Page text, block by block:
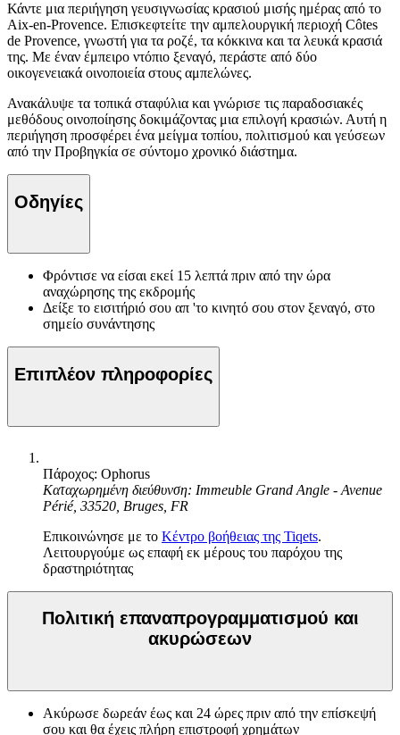
Κάντε μια περιήγηση γευσιγνωσίας κρασιού μισής ημέρας από το
Aix-en-Provence. Επισκεφτείτε την αμπελουργική περιοχή Côtes
de Provence, γνωστή για τα ροζέ, τα κόκκινα και τα λευκά κρασιά
της. Με έναν έμπειρο ντόπιο ξεναγό, περάστε από δύο
οικογενειακά οινοποιεία στους αμπελώνες.
Ανακάλυψε τα τοπικά σταφύλια και γνώρισε τις παραδοσιακές
μεθόδους οινοποίησης δοκιμάζοντας μια επιλογή κρασιών. Αυτή η
περιήγηση προσφέρει ένα μείγμα τοπίου, πολιτισμού και γεύσεων
από την Προβηγκία σε σύντομο χρονικό διάστημα.
Οδηγίες
Φρόντισε να είσαι εκεί 15 λεπτά πριν από την ώρα
αναχώρησης της εκδρομής
Δείξε το εισιτήριό σου απ 'το κινητό σου στον ξεναγό, στο
σημείο συνάντησης
Επιπλέον πληροφορίες
Πάροχος: Ophorus
Καταχωρημένη διεύθυνση: Immeuble Grand Angle - Avenue
Périé, 33520, Bruges, FR
Επικοινώνησε με το Κέντρο βοήθειας της Tiqets.
Λειτουργούμε ως επαφή εκ μέρους του παρόχου της
δραστηριότητας
Πολιτική επαναπρογραμματισμού και
ακυρώσεων
Ακύρωσε δωρεάν έως και 24 ώρες πριν από την επίσκεψή
σου και θα έχεις πλήρη επιστροφή χρημάτων